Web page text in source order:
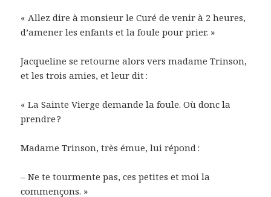
« Allez dire à monsieur le Curé de venir à 2 heures,
d’amener les enfants et la foule pour prier. »
Jacqueline se retourne alors vers madame Trinson,
et les trois amies, et leur dit :
« La Sainte Vierge demande la foule. Où donc la
prendre ?
Madame Trinson, très émue, lui répond :
– Ne te tourmente pas, ces petites et moi la
commençons. »